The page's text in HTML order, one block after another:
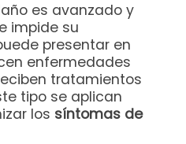
es avanzado y
impide su
presentar en
enfermedades
tratamientos
tipo se aplican
los síntomas de